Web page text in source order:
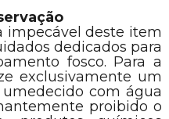
impecável deste item
dedicados para
fosco. Para a
exclusivamente um
com água
proibido o